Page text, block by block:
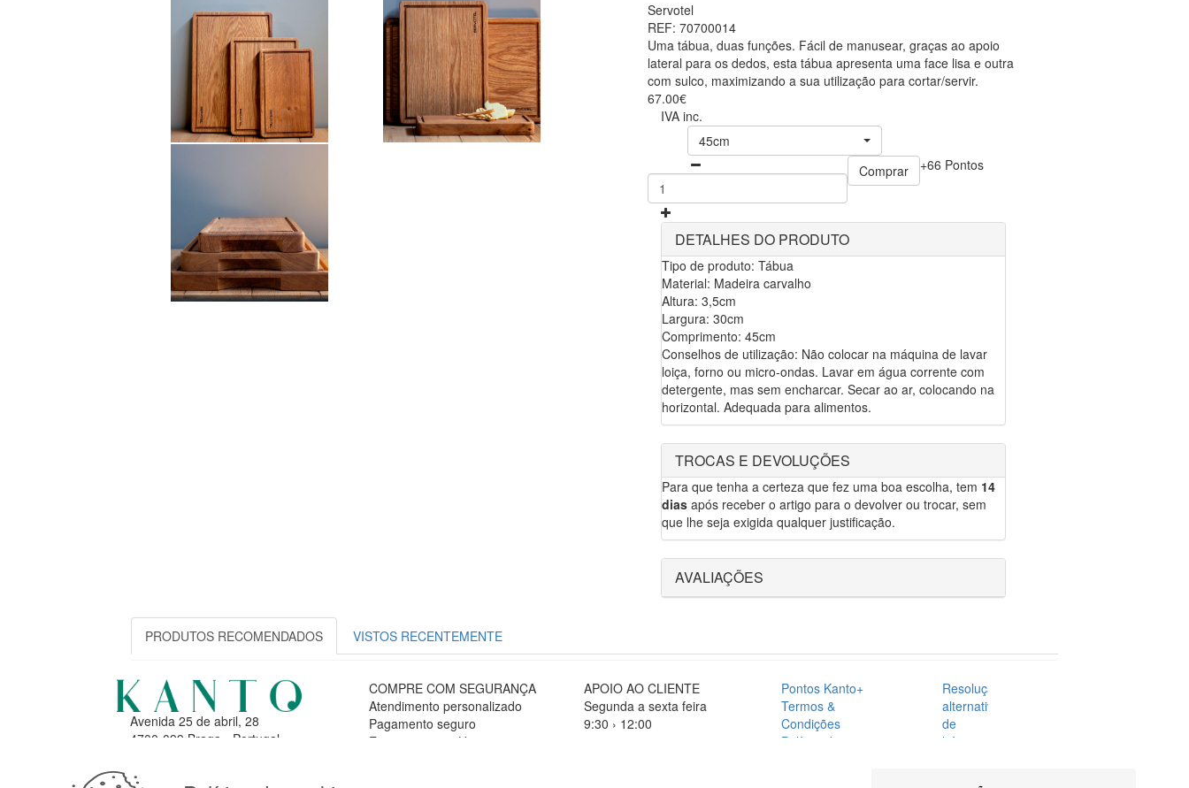
Servotel
REF: 70700014
Uma tábua, duas funções. Fácil de manusear, graças ao apoio
lateral para os dedos, esta tábua apresenta uma face lisa e outra
com sulco, maximizando a sua utilização para cortar/servir.
67.00€
IVA inc.
45cm
Comprar
+66 Pontos
DETALHES DO PRODUTO
Tipo de produto: Tábua
Material: Madeira carvalho
Altura: 3,5cm
Largura: 30cm
Comprimento: 45cm
Conselhos de utilização: Não colocar na máquina de lavar
loiça, forno ou micro-ondas. Lavar em água corrente com
detergente, mas sem encharcar. Secar ao ar, colocando na
horizontal. Adequada para alimentos.
TROCAS E DEVOLUÇÕES
Para que tenha a certeza que fez uma boa escolha, tem 14
dias após receber o artigo para o devolver ou trocar, sem
que lhe seja exigida qualquer justificação.
AVALIAÇÕES
PRODUTOS RECOMENDADOS VISTOS RECENTEMENTE
Avenida 25 de abril, 28
4700-099 Braga - Portugal
reservados
COMPRE COM SEGURANÇA
Atendimento personalizado
Pagamento seguro
Entregas em 24H
APOIO AO CLIENTE
Segunda a sexta feira
9:30 › 12:00
Pontos Kanto+
Termos &
Condições
Política de
Resolução
alternativa
de
litígios